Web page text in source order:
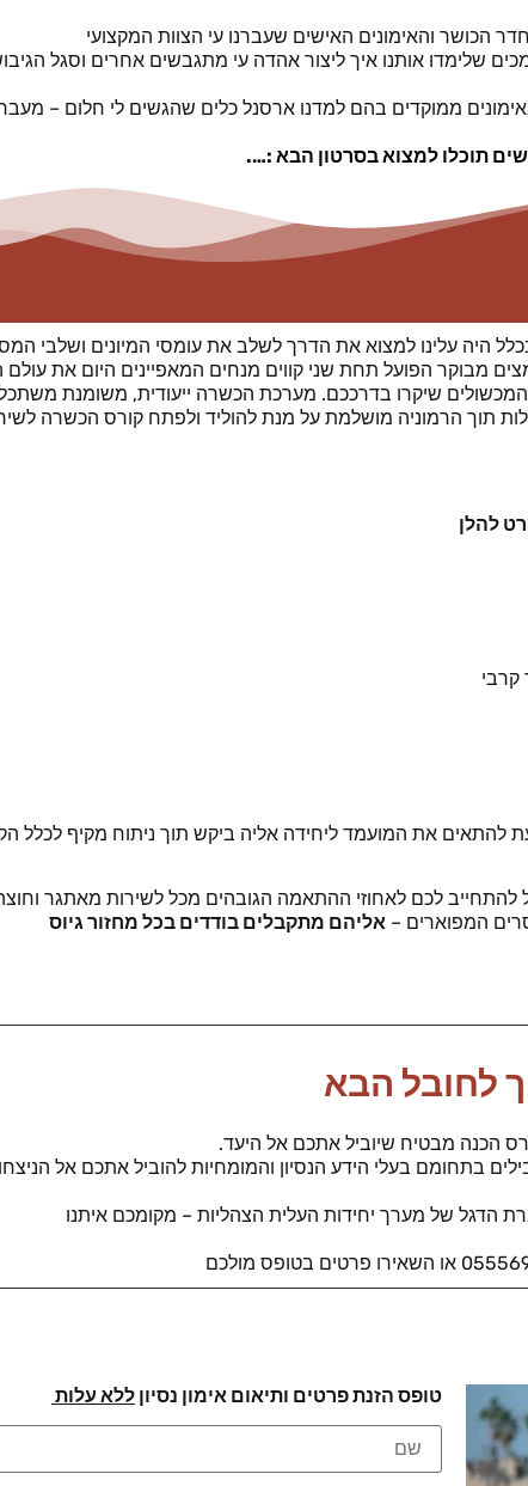
הכושר והאימונים האישים שעברנו עי הצוות המקצועי
שלימדו אותנו איך ליצור אהדה עי מתגבשים אחרים וסגל
ממוקדים בהם למדנו ארסנל כלים שהגשים לי חלום –
תוכלו למצוא בסרטון הבא :….
היה עלינו למצוא את הדרך לשלב את עומסי המיונים ושלבי
מבוקר הפועל תחת שני קווים מנחים המאפיינים היום את עולם
שיקרו בדרככם. מערכת הכשרה ייעודית, משומנת
תוך הרמוניה מושלמת על מנת להוליד ולפתח קורס הכשרה
להלן
קרבי
להתאים את המועמד ליחידה אליה ביקש תוך ניתוח מקיף לכלל
לכם לאחוזי ההתאמה הגובהים מכל לשירות מאתגר
המפוארים – אליהם מתקבלים בודדים בכל מחזור גיוס
לחובל הבא
הכנה מבטיח שיוביל אתכם אל היעד.
בתחומם בעלי הידע הנסיון והמומחיות להוביל אתכם אל
של מערך יחידות העלית הצהליות – מקומכם איתנו
טופס הזנת פרטים ותיאום אימון נסיון ללא עלות